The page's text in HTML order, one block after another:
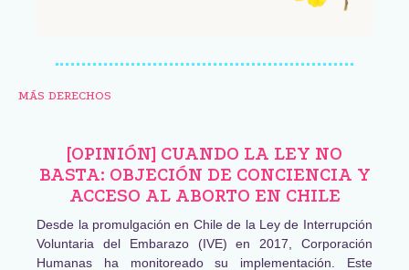
MÁS DERECHOS
[OPINIÓN] CUANDO LA LEY NO
BASTA: OBJECIÓN DE CONCIENCIA Y
ACCESO AL ABORTO EN CHILE
Desde la promulgación en Chile de la Ley de Interrupción
Voluntaria del Embarazo (IVE) en 2017, Corporación
Humanas ha monitoreado su implementación. Este